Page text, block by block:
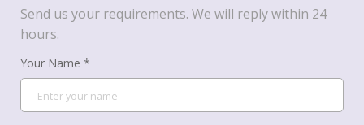
Send us your requirements. We will reply within 24
hours.
Your Name *